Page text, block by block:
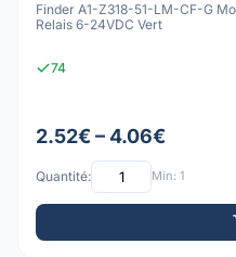
Finder A1-Z318-51-LM-CF-G
Relais 6-24VDC Vert
74
2.52€ – 4.06€
Quantité: Min: 1